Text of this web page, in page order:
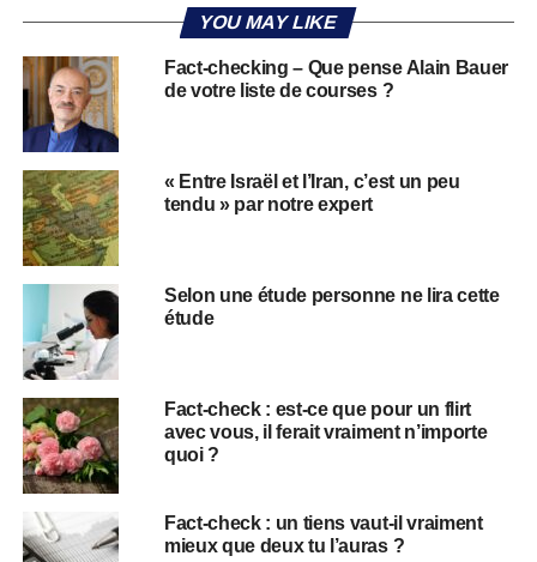
YOU MAY LIKE
Fact-checking – Que pense Alain Bauer
de votre liste de courses ?
« Entre Israël et l’Iran, c’est un peu
tendu » par notre expert
Selon une étude personne ne lira cette
étude
Fact-check : est-ce que pour un flirt
avec vous, il ferait vraiment n’importe
quoi ?
Fact-check : un tiens vaut-il vraiment
mieux que deux tu l’auras ?